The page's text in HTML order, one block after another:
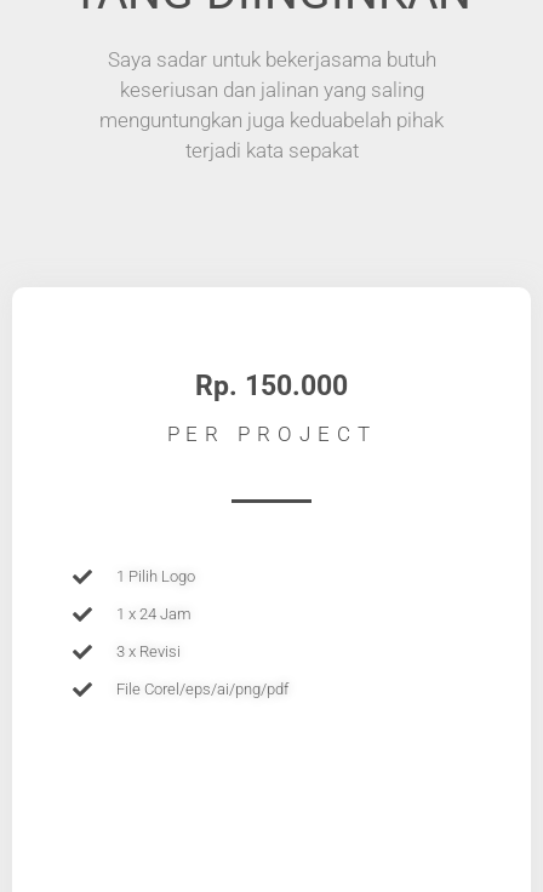
Saya sadar untuk bekerjasama butuh
keseriusan dan jalinan yang saling
menguntungkan juga keduabelah pihak
terjadi kata sepakat
Rp. 150.000
PER PROJECT
1 Pilih Logo
1 x 24 Jam
3 x Revisi
File Corel/eps/ai/png/pdf